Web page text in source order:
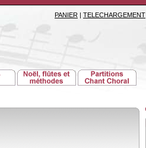
PANIER | TELECHARGEMENT